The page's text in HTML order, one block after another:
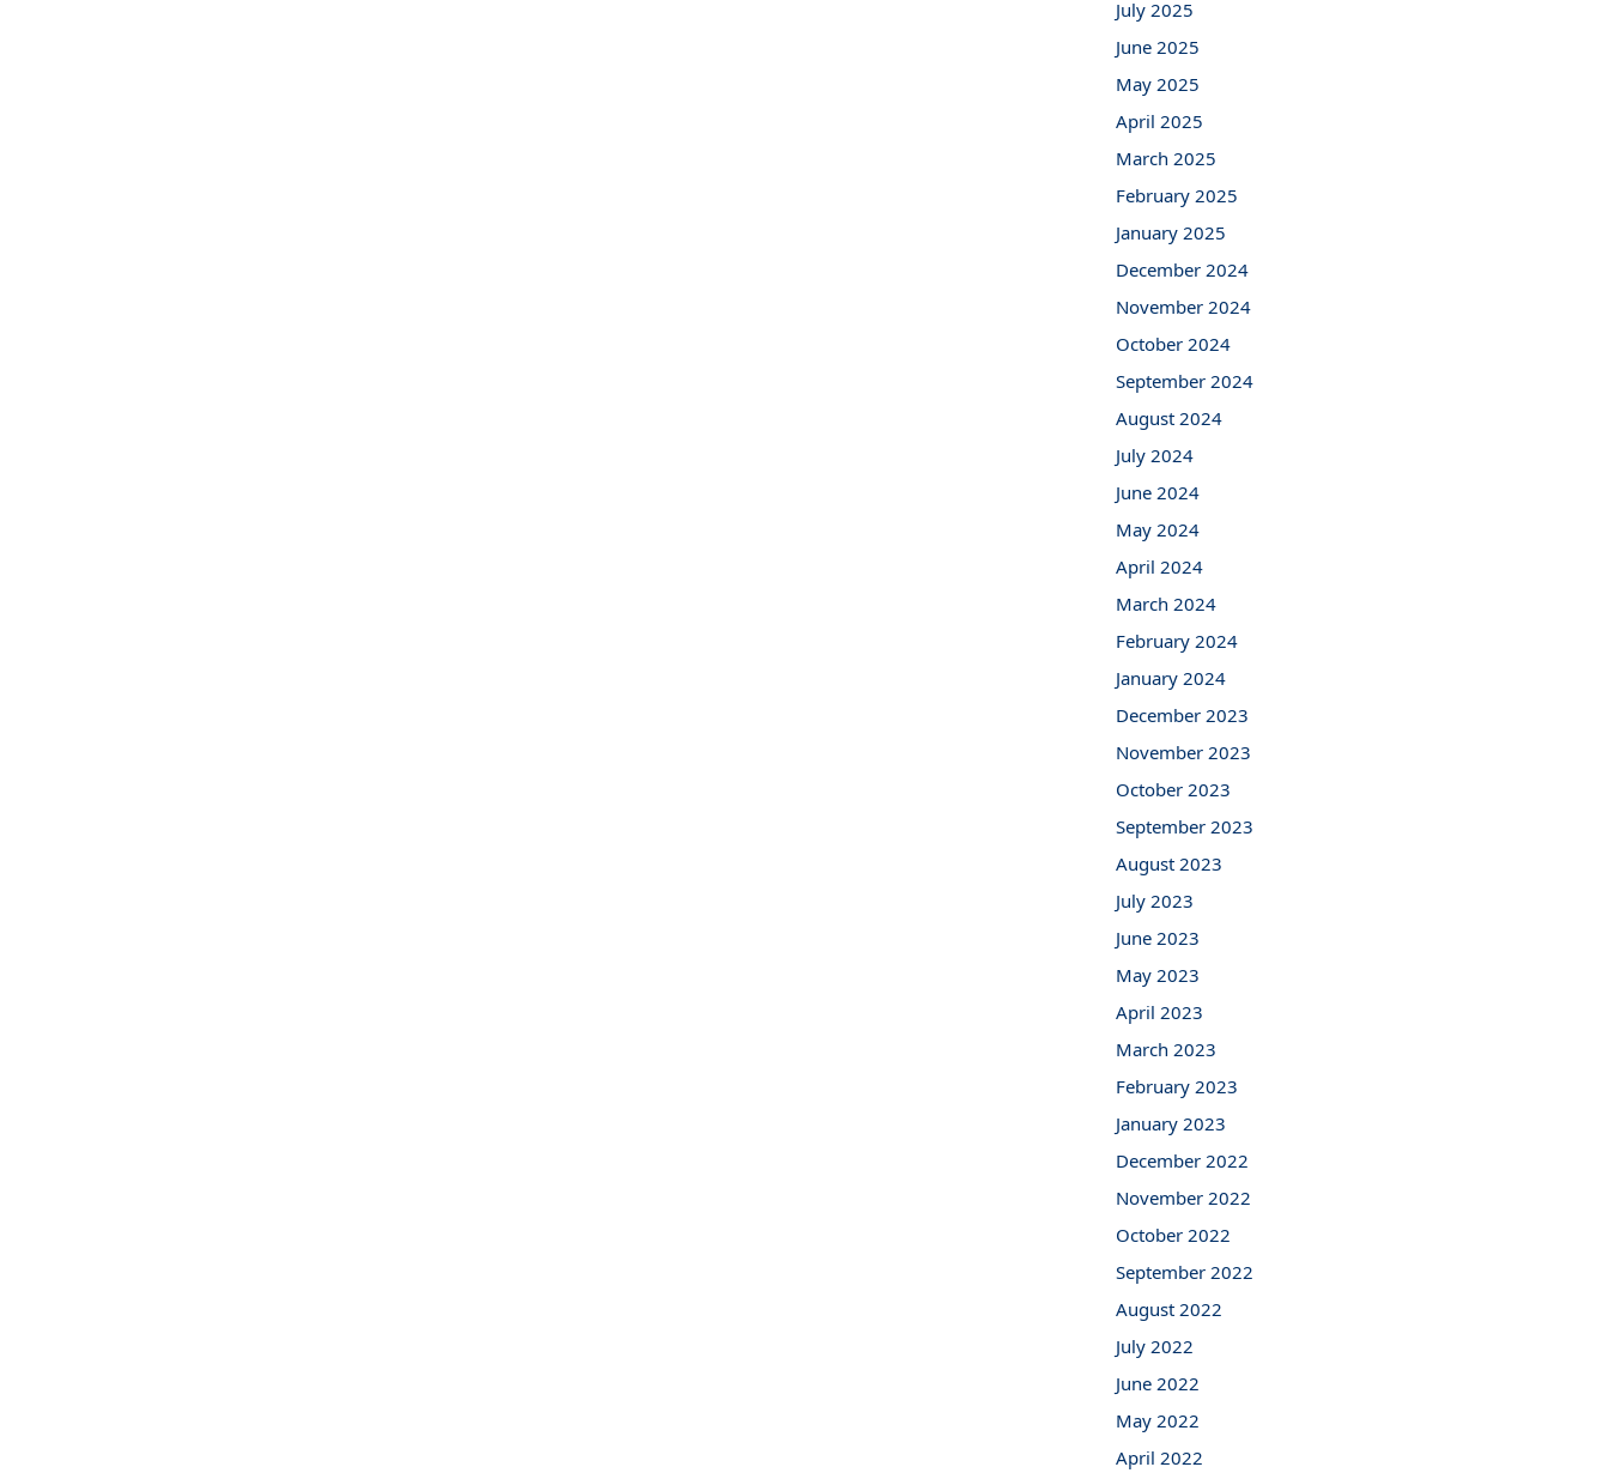
July 2025
June 2025
May 2025
April 2025
March 2025
February 2025
January 2025
December 2024
November 2024
October 2024
September 2024
August 2024
July 2024
June 2024
May 2024
April 2024
March 2024
February 2024
January 2024
December 2023
November 2023
October 2023
September 2023
August 2023
July 2023
June 2023
May 2023
April 2023
March 2023
February 2023
January 2023
December 2022
November 2022
October 2022
September 2022
August 2022
July 2022
June 2022
May 2022
April 2022